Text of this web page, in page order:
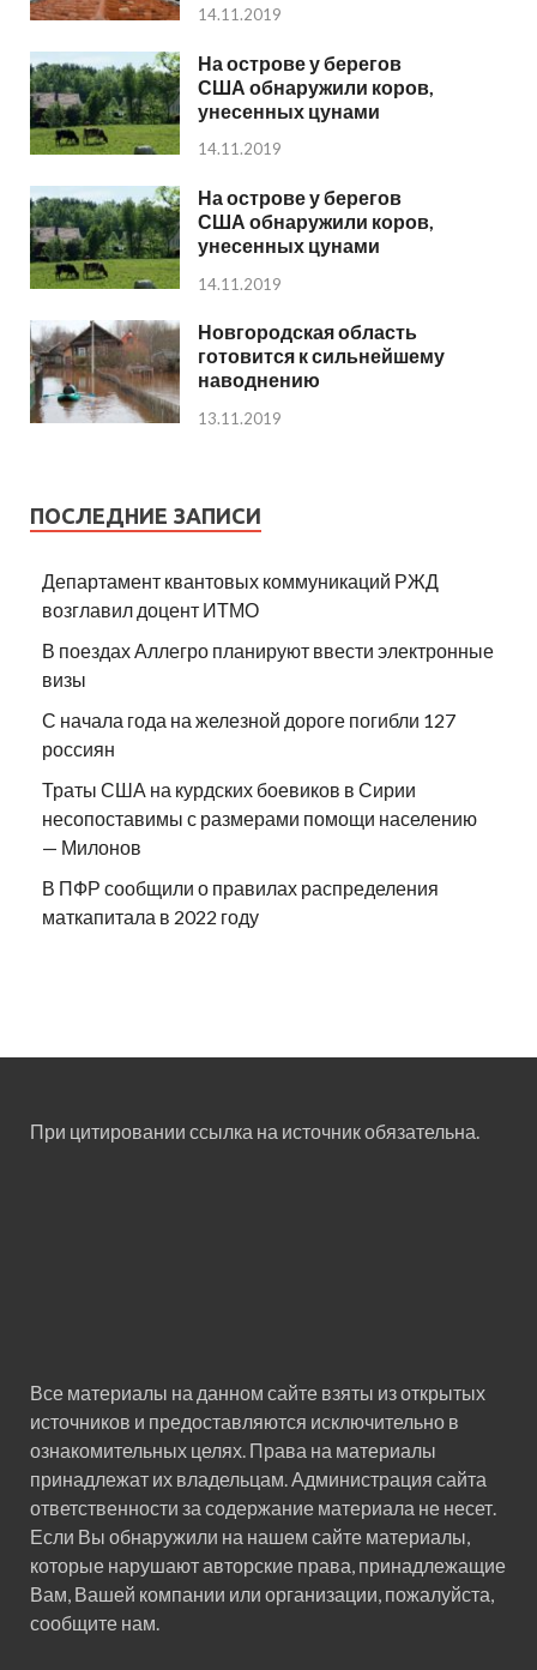
14.11.2019
На острове у берегов
США обнаружили коров,
унесенных цунами
14.11.2019
На острове у берегов
США обнаружили коров,
унесенных цунами
14.11.2019
Новгородская область
готовится к сильнейшему
наводнению
13.11.2019
ПОСЛЕДНИЕ ЗАПИСИ
Департамент квантовых коммуникаций РЖД
возглавил доцент ИТМО
В поездах Аллегро планируют ввести электронные
визы
С начала года на железной дороге погибли 127
россиян
Траты США на курдских боевиков в Сирии
несопоставимы с размерами помощи населению
— Милонов
В ПФР сообщили о правилах распределения
маткапитала в 2022 году
При цитировании ссылка на источник обязательна.
Все материалы на данном сайте взяты из открытых
источников и предоставляются исключительно в
ознакомительных целях. Права на материалы
принадлежат их владельцам. Администрация сайта
ответственности за содержание материала не несет.
Если Вы обнаружили на нашем сайте материалы,
которые нарушают авторские права, принадлежащие
Вам, Вашей компании или организации, пожалуйста,
сообщите нам.